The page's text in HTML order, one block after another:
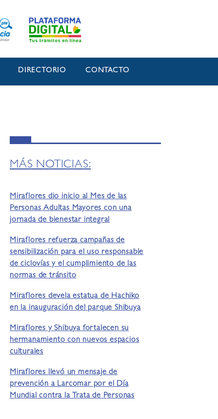
DIRECTORIO CONTACTO
MÁS NOTICIAS:
Miraflores dio inicio al Mes de las
Personas Adultas Mayores con una
jornada de bienestar integral
Miraflores refuerza campañas de
sensibilización para el uso responsable
de ciclovías y el cumplimiento de las
normas de tránsito
Miraflores devela estatua de Hachiko
en la inauguración del parque Shibuya
Miraflores y Shibuya fortalecen su
hermanamiento con nuevos espacios
culturales
Miraflores llevó un mensaje de
prevención a Larcomar por el Día
Mundial contra la Trata de Personas